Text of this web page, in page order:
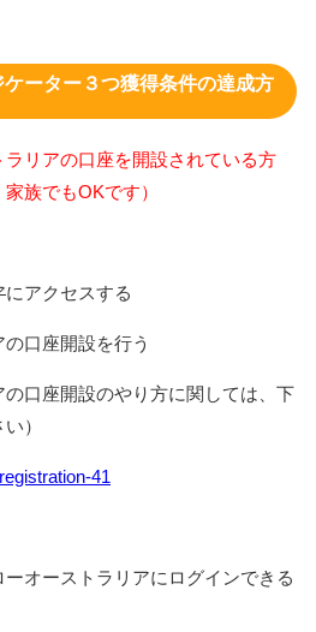
ーター３つ獲得条件の達成方
リアの口座を開設されている方
族でもOKです）
にアクセスする
口座開設を行う
の口座開設のやり方に関しては、下
）
41
オーストラリアにログインできる